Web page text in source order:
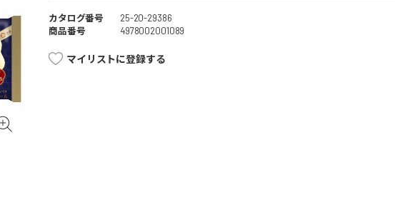
カタログ番号
25-20-29386
商品番号
4978002001089
マイリストに登録する